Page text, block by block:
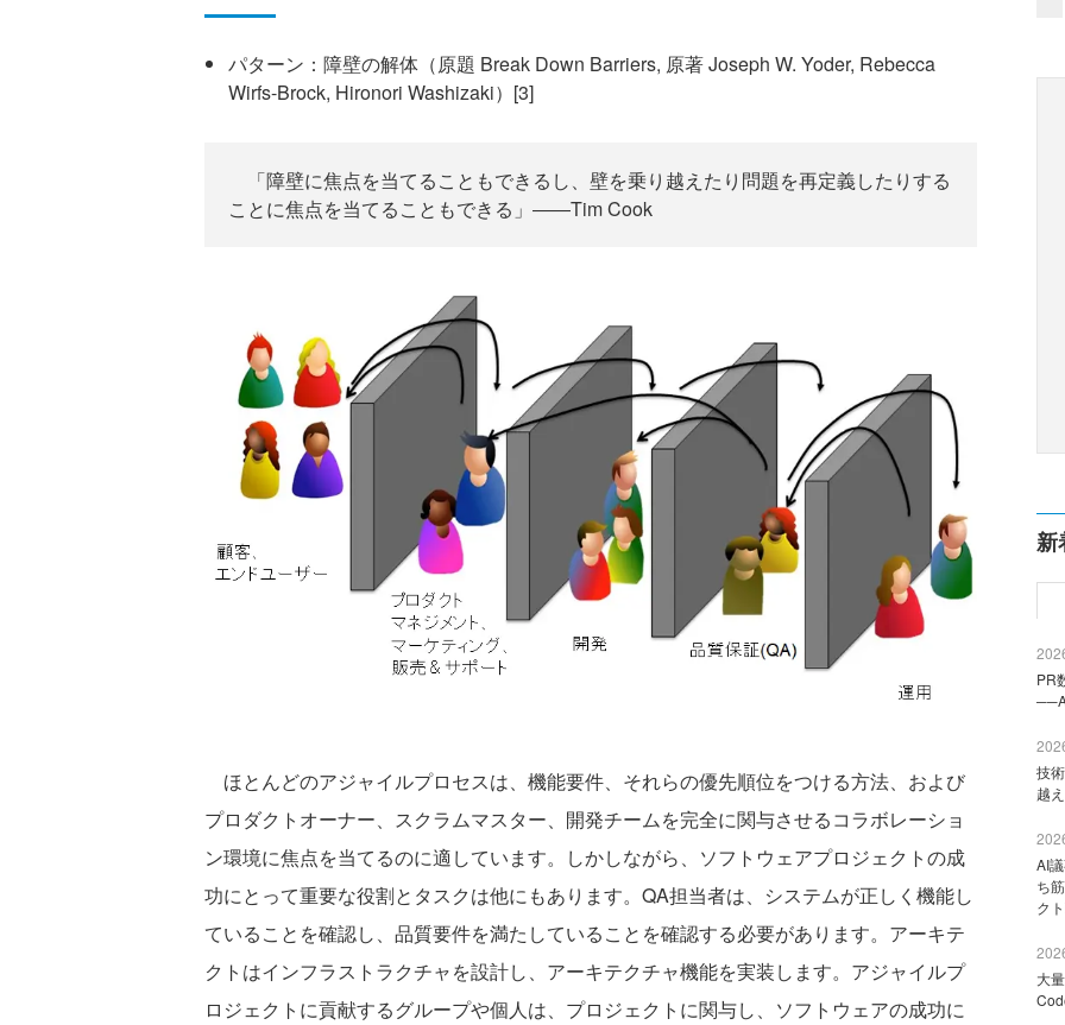
パターン：障壁の解体（原題 Break Down Barriers, 原著 Joseph W. Yoder, Rebecca
Wirfs-Brock, Hironori Washizaki）[3]
「障壁に焦点を当てることもできるし、壁を乗り越えたり問題を再定義したりする
ことに焦点を当てることもできる」――Tim Cook
ほとんどのアジャイルプロセスは、機能要件、それらの優先順位をつける方法、および
プロダクトオーナー、スクラムマスター、開発チームを完全に関与させるコラボレーショ
ン環境に焦点を当てるのに適しています。しかしながら、ソフトウェアプロジェクトの成
功にとって重要な役割とタスクは他にもあります。QA担当者は、システムが正しく機能し
ていることを確認し、品質要件を満たしていることを確認する必要があります。アーキテ
クトはインフラストラクチャを設計し、アーキテクチャ機能を実装します。アジャイルプ
ロジェクトに貢献するグループや個人は、プロジェクトに関与し、ソフトウェアの成功に
新
PR
技
越
AI
ち
ク
大